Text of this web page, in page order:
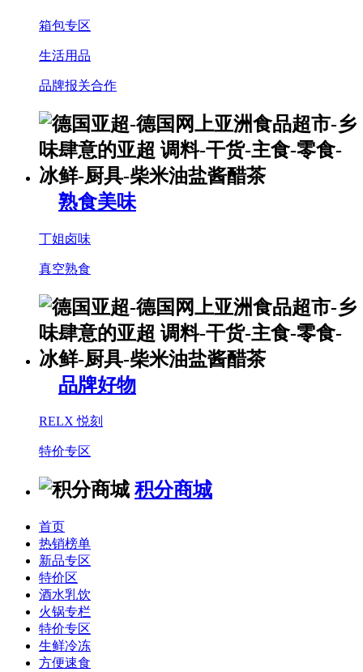
箱包专区
生活用品
品牌报关合作
熟食美味
丁姐卤味
真空熟食
品牌好物
RELX 悦刻
特价专区
积分商城
首页
热销榜单
新品专区
特价区
酒水乳饮
火锅专栏
特价专区
生鲜冷冻
方便速食